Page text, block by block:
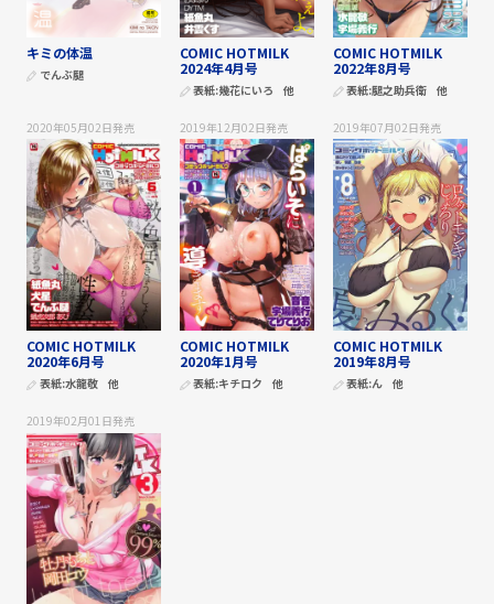
キミの体温
でんぶ腿
COMIC HOTMILK
2024年4月号
表紙:幾花にいろ 他
COMIC HOTMILK
2022年8月号
表紙:腿之助兵衛 他
2020年05月02日発売
COMIC HOTMILK
2020年6月号
表紙:水龍敬 他
2019年12月02日発売
COMIC HOTMILK
2020年1月号
表紙:キチロク 他
2019年07月02日発売
COMIC HOTMILK
2019年8月号
表紙:ん 他
2019年02月01日発売